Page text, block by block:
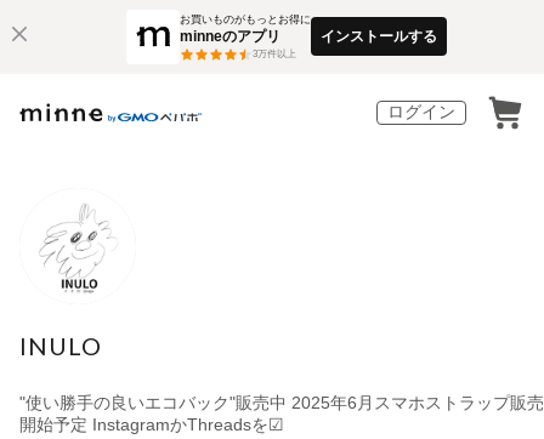
お買いものがもっとお得に
minneのアプリ
3万件以上
インストールする
ログイン
INULO
"使い勝手の良いエコバック"販売中 2025年6月スマホストラップ販売
開始予定 InstagramかThreadsを☑